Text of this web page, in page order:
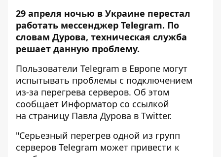
29 апреля ночью в Украине перестал
работать мессенджер Telegram. По
словам Дурова, техническая служба
решает данную проблему.
Пользователи Telegram в Европе могут
испытывать проблемы с подключением
из-за перегрева серверов. Об этом
сообщает Информатор со ссылкой
на страницу Павла Дурова в Twitter.
"Серьезный перегрев одной из групп
серверов Telegram может привести к